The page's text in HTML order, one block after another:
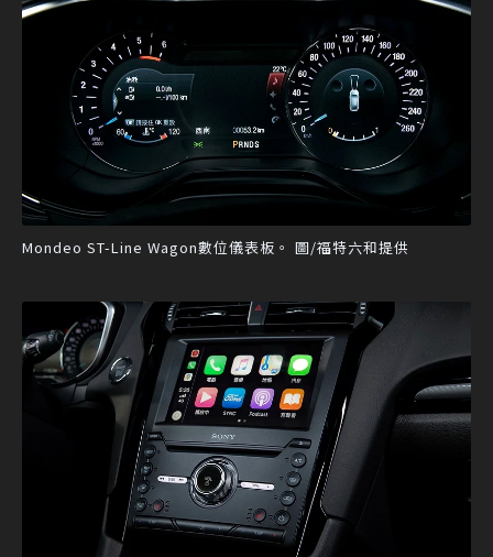
Mondeo ST-Line Wagon數位儀表板。 圖/福特六和提供